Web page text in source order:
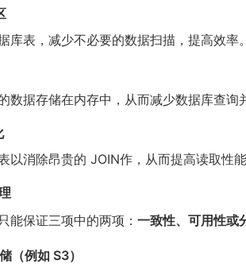
库表，减少不必要的数据扫描，提高效率。
数据存储在内存中，从而减少数据库查询
以消除昂贵的 JOIN作，从而提高读取性能
能保证三项中的两项： 一致性、可用性或
（例如 S3）